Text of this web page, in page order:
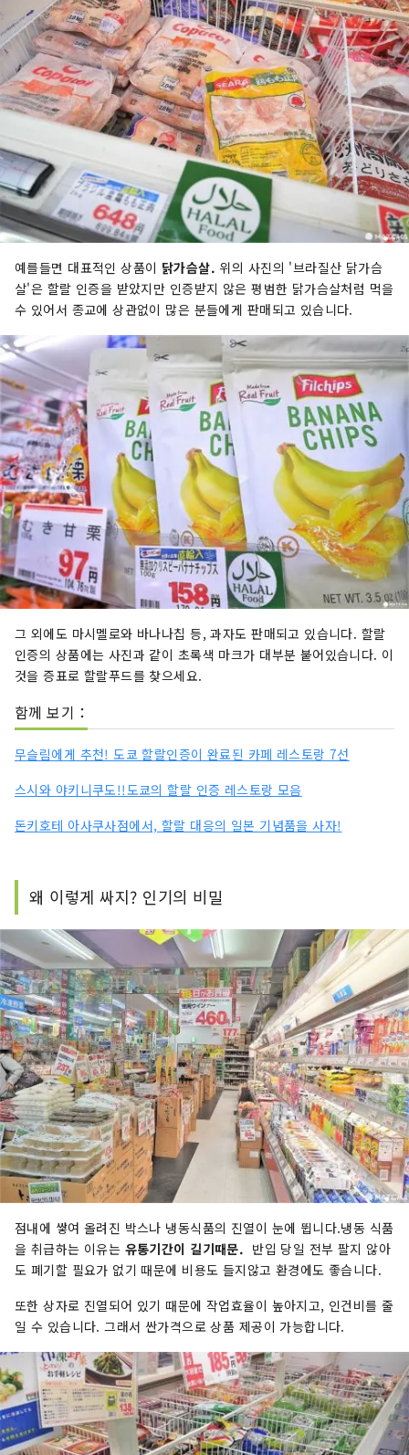
예를들면 대표적인 상품이 닭가슴살. 위의 사진의 '브라질산 닭가슴
살'은 할랄 인증을 받았지만 인증받지 않은 평범한 닭가슴살처럼 먹을
수 있어서 종교에 상관없이 많은 분들에게 판매되고 있습니다.
그 외에도 마시멜로와 바나나칩 등, 과자도 판매되고 있습니다. 할랄
인증의 상품에는 사진과 같이 초록색 마크가 대부분 붙어있습니다. 이
것을 증표로 할랄푸드를 찾으세요.
함께 보기：
무슬림에게 추천! 도쿄 할랄인증이 완료된 카페 레스토랑 7선
스시와 야키니쿠도!!도쿄의 할랄 인증 레스토랑 모음
돈키호테 아사쿠사점에서, 할랄 대응의 일본 기념품을 사자!
왜 이렇게 싸지? 인기의 비밀
점내에 쌓여 올려진 박스나 냉동식품의 진열이 눈에 뜁니다.냉동 식품
을 취급하는 이유는 유통기간이 길기때문. 반입 당일 전부 팔지 않아
도 폐기할 필요가 없기 때문에 비용도 들지않고 환경에도 좋습니다.
또한 상자로 진열되어 있기 때문에 작업효율이 높아지고, 인건비를 줄
일 수 있습니다. 그래서 싼가격으로 상품 제공이 가능합니다.